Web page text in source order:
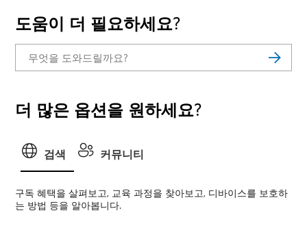
도움이 더 필요하세요?
더 많은 옵션을 원하세요?
검색 커뮤니티
구독 혜택을 살펴보고, 교육 과정을 찾아보고, 디바이스를 보호하
는 방법 등을 알아봅니다.